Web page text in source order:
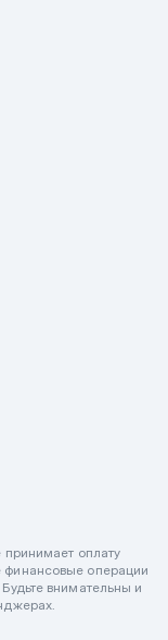
принимает оплату
операции
внимательны и